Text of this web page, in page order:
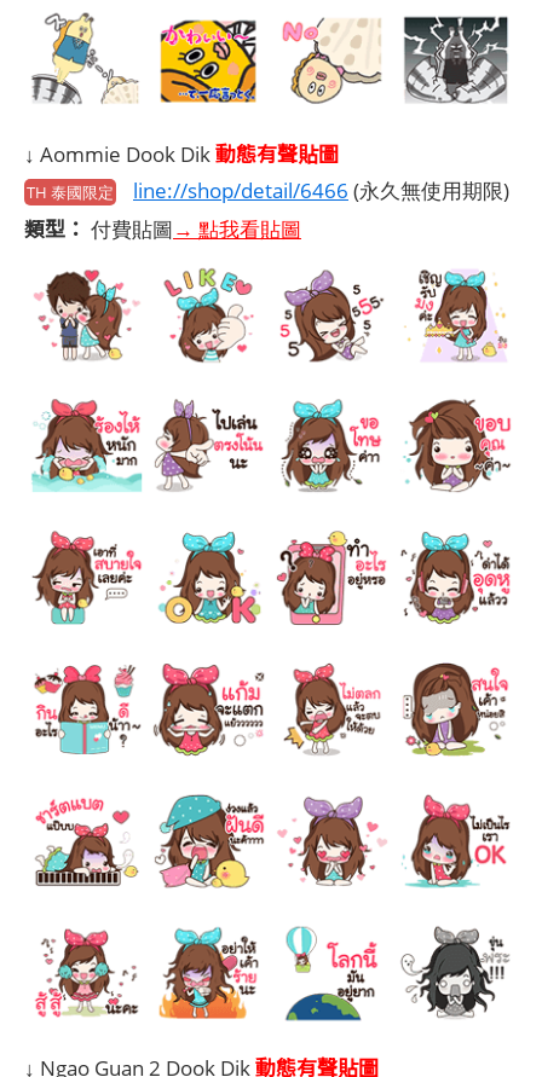
↓ Aommie Dook Dik動態有聲貼圖
TH 泰國限定 line://shop/detail/6466 (永久無使用期限)
類型： 付費貼圖→ 點我看貼圖
↓ Ngao Guan 2 Dook Dik動態有聲貼圖